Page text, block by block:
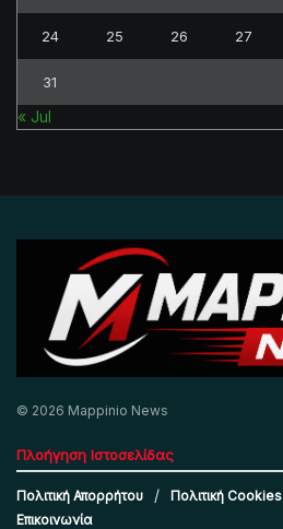
24 25 26 27
31
« Jul
© 2026 Mappinio News
Πλοήγηση Ιστοσελίδας
Πολιτική Απορρήτου Πολιτική Cookies
Επικοινωνία